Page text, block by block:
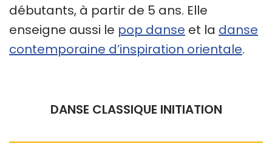
débutants, à partir de 5 ans. Elle
enseigne aussi le pop danse et la danse
contemporaine d’inspiration orientale.
DANSE CLASSIQUE INITIATION